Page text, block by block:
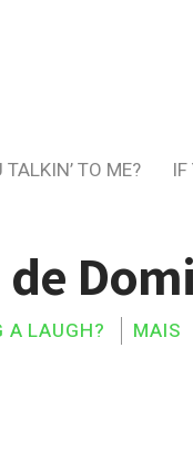
TALKIN’ TO ME?
A LAUGH? MAIS